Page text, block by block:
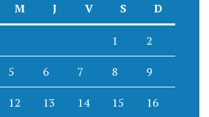
M J V S D
1 2
5 6 7 8 9
12 13 14 15 16